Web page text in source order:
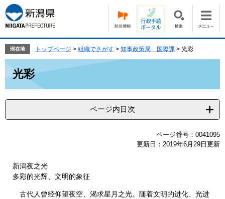
ー
ジ
の
頭
す。
ニ
ュ
ー
飛
て
本
へ
現在地 トップページ > 組織でさがす > 知事政策局 国際課 > 光彩
光彩
ページ内目次
ページ番号：0041095
更新日：2019年6月29日更新
新潟夜之光
多彩的光辉、文明的象征
古代人曾经仰望夜空、渴求星月之光。随着文明的进化、光进